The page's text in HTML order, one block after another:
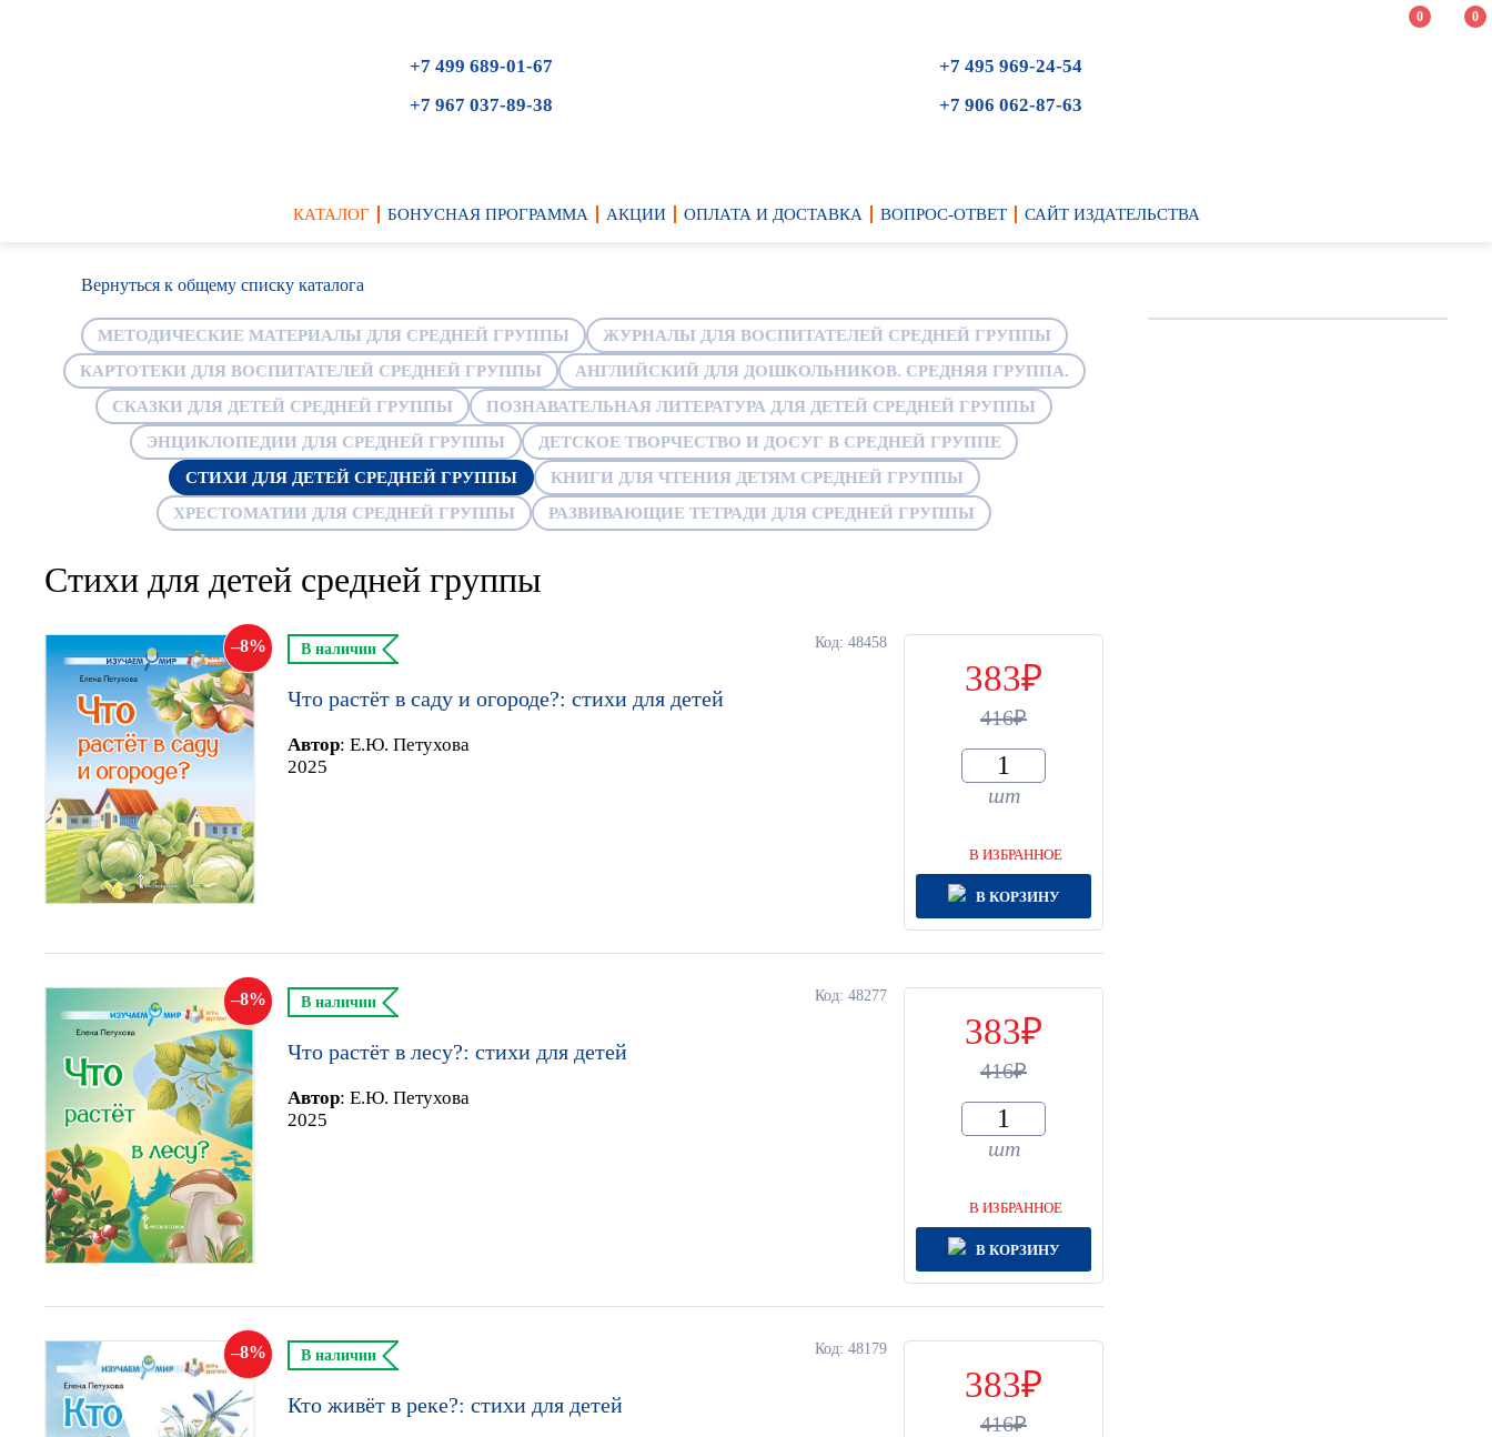
0 0
+7 499 689-01-67
+7 967 037-89-38
+7 495 969-24-54
+7 906 062-87-63
КАТАЛОГ БОНУСНАЯ ПРОГРАММА АКЦИИ ОПЛАТА И ДОСТАВКА ВОПРОС-ОТВЕТ САЙТ ИЗДАТЕЛЬСТВА
Вернуться к общему списку каталога
МЕТОДИЧЕСКИЕ МАТЕРИАЛЫ ДЛЯ СРЕДНЕЙ ГРУППЫ
ЖУРНАЛЫ ДЛЯ ВОСПИТАТЕЛЕЙ СРЕДНЕЙ ГРУППЫ
КАРТОТЕКИ ДЛЯ ВОСПИТАТЕЛЕЙ СРЕДНЕЙ ГРУППЫ
АНГЛИЙСКИЙ ДЛЯ ДОШКОЛЬНИКОВ. СРЕДНЯЯ ГРУППА.
СКАЗКИ ДЛЯ ДЕТЕЙ СРЕДНЕЙ ГРУППЫ
ПОЗНАВАТЕЛЬНАЯ ЛИТЕРАТУРА ДЛЯ ДЕТЕЙ СРЕДНЕЙ ГРУППЫ
ЭНЦИКЛОПЕДИИ ДЛЯ СРЕДНЕЙ ГРУППЫ
ДЕТСКОЕ ТВОРЧЕСТВО И ДОСУГ В СРЕДНЕЙ ГРУППЕ
СТИХИ ДЛЯ ДЕТЕЙ СРЕДНЕЙ ГРУППЫ
КНИГИ ДЛЯ ЧТЕНИЯ ДЕТЯМ СРЕДНЕЙ ГРУППЫ
ХРЕСТОМАТИИ ДЛЯ СРЕДНЕЙ ГРУППЫ
РАЗВИВАЮЩИЕ ТЕТРАДИ ДЛЯ СРЕДНЕЙ ГРУППЫ
Стихи для детей средней группы
8 Код: 48458
В наличии
Что растёт в саду и огороде?: стихи для детей
Автор: Е.Ю. Петухова
2025
383
416
шт
В ИЗБРАННОЕ
В КОРЗИНУ
8 Код: 48277
В наличии
Что растёт в лесу?: стихи для детей
Автор: Е.Ю. Петухова
2025
383
416
шт
В ИЗБРАННОЕ
В КОРЗИНУ
8 Код: 48179
В наличии
Кто живёт в реке?: стихи для детей 383
416